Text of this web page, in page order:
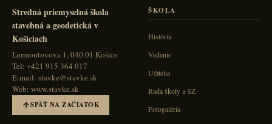
Stredná priemyselná škola
stavebná a geodetická v
Košiciach
Lermontovova 1, 040 01 Košice
Tel: +421 915 364 017
E-mail: stavke@stavke.sk
Web: www.stavke.sk
SPÄŤ NA ZAČIATOK
ŠKOLA
História
Vedenie
Učitelia
Rada školy a ŠZ
Fotogaléria